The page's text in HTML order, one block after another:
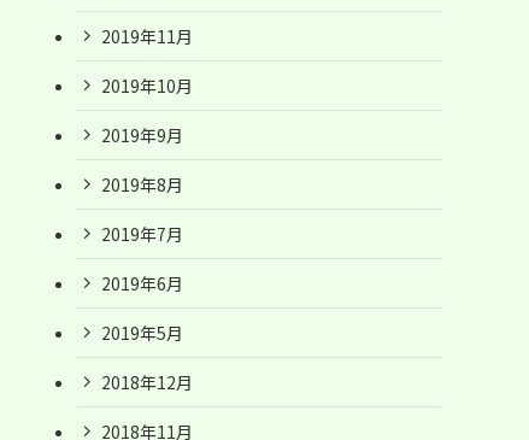
2019年11月
2019年10月
2019年9月
2019年8月
2019年7月
2019年6月
2019年5月
2018年12月
2018年11月